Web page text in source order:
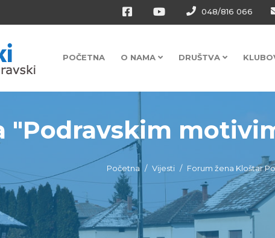
048/816 066
POČETNA O NAMA DRUŠTVA
"Podravskim
Početna Vijesti Forum žena Kloštar